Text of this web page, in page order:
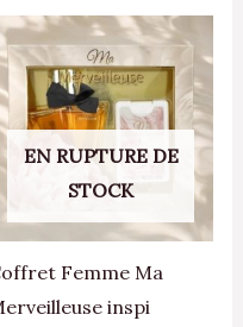
EN RUPTURE DE
STOCK
Femme Ma
inspi